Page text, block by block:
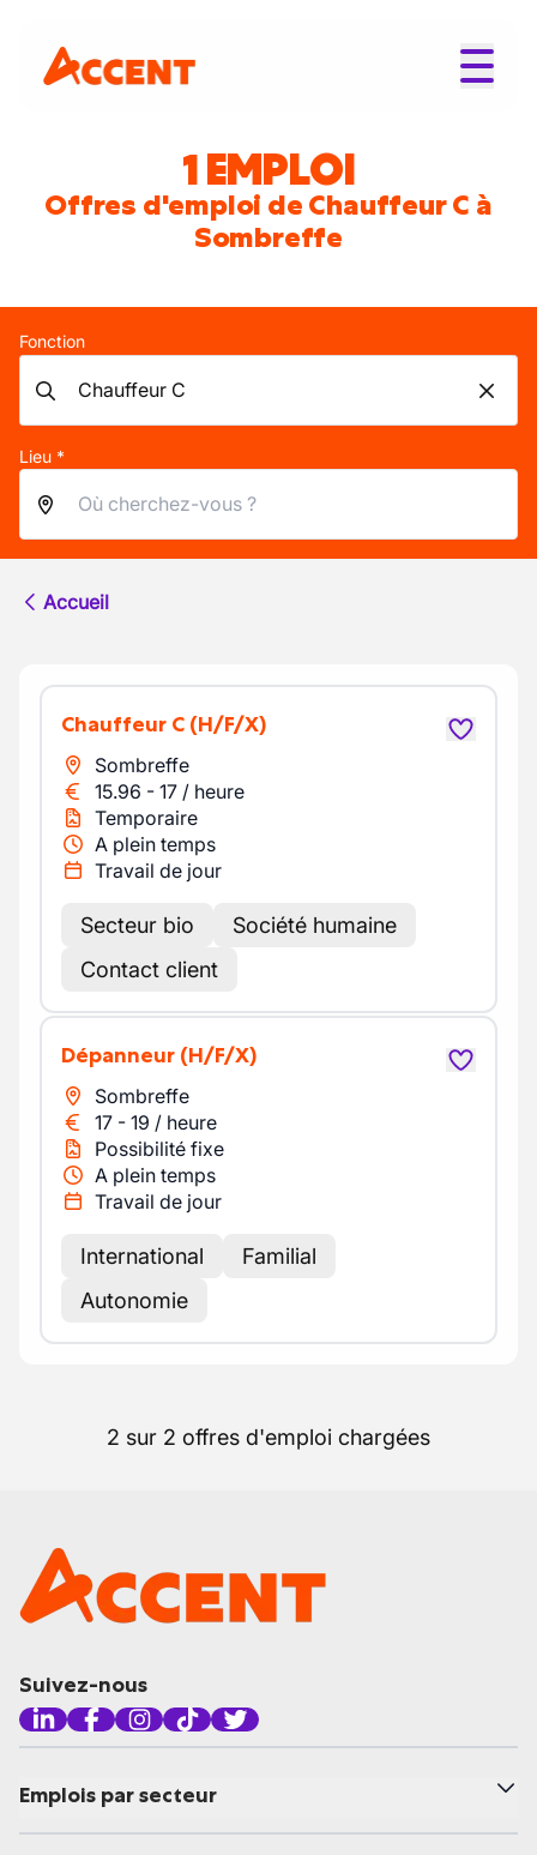
1 EMPLOI
Offres d'emploi de Chauffeur C à
Sombreffe
Fonction
Lieu *
Accueil
Chauffeur C (H/F/X)
Sombreffe
15.96 - 17 / heure
Temporaire
A plein temps
Travail de jour
Secteur bio
Société humaine
Contact client
Dépanneur (H/F/X)
Sombreffe
17 - 19 / heure
Possibilité fixe
A plein temps
Travail de jour
International
Familial
Autonomie
2 sur 2 offres d'emploi chargées
Suivez-nous
Emplois par secteur